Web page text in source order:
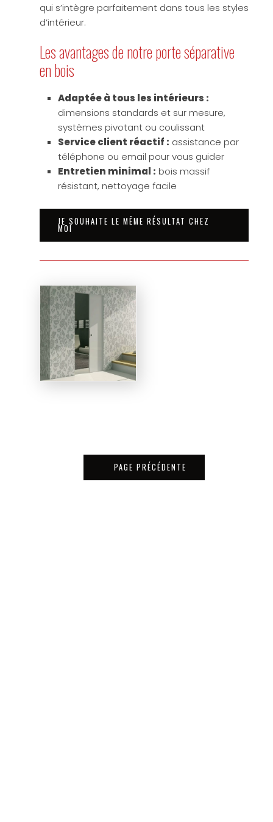
qui s’intègre parfaitement dans tous les styles
d’intérieur.
Les avantages de notre porte séparative
en bois
Adaptée à tous les intérieurs :
dimensions standards et sur mesure,
systèmes pivotant ou coulissant
Service client réactif : assistance par
téléphone ou email pour vous guider
Entretien minimal : bois massif
résistant, nettoyage facile
JE SOUHAITE LE MÊME RÉSULTAT CHEZ
MOI
PAGE PRÉCÉDENTE